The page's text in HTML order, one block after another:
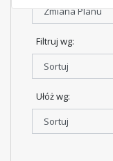
Filtruj wg:
Ułóż wg: